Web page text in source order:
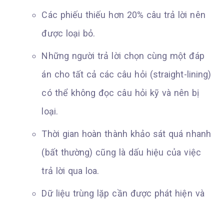
Các phiếu thiếu hơn 20% câu trả lời nên
được loại bỏ.
Những người trả lời chọn cùng một đáp
án cho tất cả các câu hỏi (straight-lining)
có thể không đọc câu hỏi kỹ và nên bị
loại.
Thời gian hoàn thành khảo sát quá nhanh
(bất thường) cũng là dấu hiệu của việc
trả lời qua loa.
Dữ liệu trùng lặp cần được phát hiện và